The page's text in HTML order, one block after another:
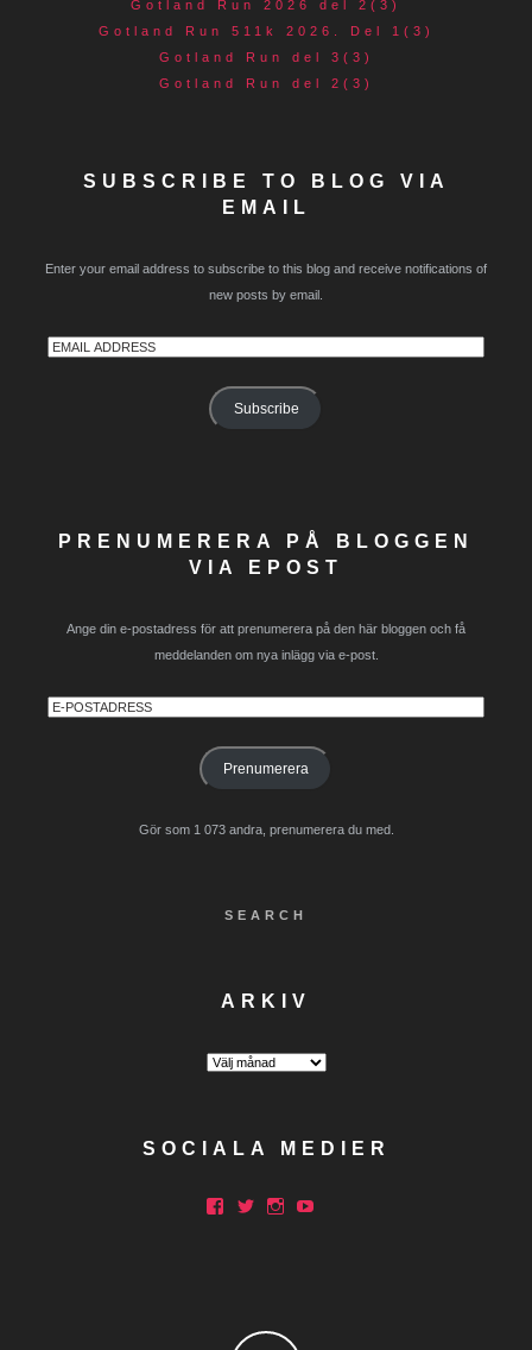
Gotland Run 2026 del 2(3)
Gotland Run 511k 2026. Del 1(3)
Gotland Run del 3(3)
Gotland Run del 2(3)
SUBSCRIBE TO BLOG VIA
EMAIL
Enter your email address to subscribe to this blog and receive notifications of
new posts by email.
Email
Subscribe
PRENUMERERA PÅ BLOGGEN
VIA EPOST
Ange din e-postadress för att prenumerera på den här bloggen och få
meddelanden om nya inlägg via e-post.
E-
Prenumerera
Gör som 1 073 andra, prenumerera du med.
SEARCH
ARKIV
Arkiv
SOCIALA MEDIER
Facebook
Twitter
Instagram